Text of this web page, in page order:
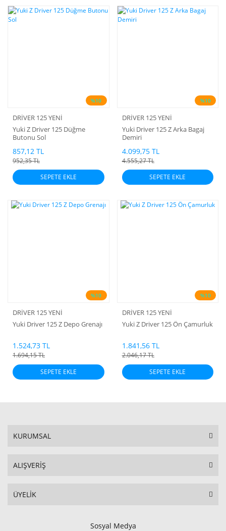
%10
DRİVER 125 YENİ
Yuki Z Driver 125 Düğme
Butonu Sol
857,12 TL
952,35 TL
SEPETE EKLE
%10
DRİVER 125 YENİ
Yuki Driver 125 Z Arka Bagaj
Demiri
4.099,75 TL
4.555,27 TL
SEPETE EKLE
%10
DRİVER 125 YENİ
Yuki Driver 125 Z Depo Grenajı
1.524,73 TL
1.694,15 TL
SEPETE EKLE
%10
DRİVER 125 YENİ
Yuki Z Driver 125 Ön Çamurluk
1.841,56 TL
2.046,17 TL
SEPETE EKLE
KURUMSAL
ALIŞVERİŞ
ÜYELİK
Sosyal Medya